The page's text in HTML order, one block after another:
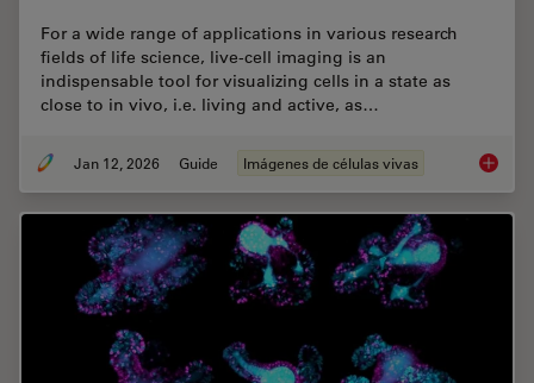
For a wide range of applications in various research
fields of life science, live-cell imaging is an
indispensable tool for visualizing cells in a state as
close to in vivo, i.e. living and active, as…
Jan 12, 2026 Guide Imágenes de células vivas Guide